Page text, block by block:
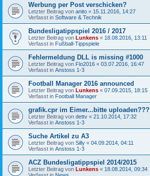
Werbung per Post verschicken?
Letzter Beitrag von anito « 15.11.2016, 14:27
Verfasst in Software & Technik
Bundesligatippspiel 2016 / 2017
Letzter Beitrag von Lunkens « 18.08.2016, 13:11
Verfasst in Fußball-Tippspiele
Fehlermeldung DLL is missing #1000
Letzter Beitrag von Flo2016 « 03.07.2016, 16:47
Verfasst in Anstoss 1-3
Football Manager 2016 announced
Letzter Beitrag von Lunkens « 07.09.2015, 18:15
Verfasst in Football Manager
grafik.cpr im Eimer...bitte uploaden???
Letzter Beitrag von dettv « 21.10.2014, 17:32
Verfasst in Anstoss 1-3
Suche Artikel zu A3
Letzter Beitrag von Silly « 04.09.2014, 04:11
Verfasst in Anstoss 1-3
ACZ Bundesligatippspiel 2014/2015
Letzter Beitrag von Lunkens « 18.08.2014, 09:34
Verfasst in News